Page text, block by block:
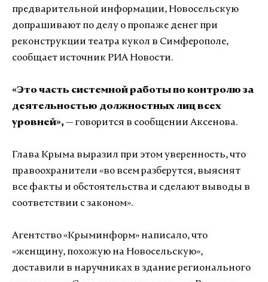
предварительной информации, Новосельскую
допрашивают по делу о пропаже денег при
реконструкции театра кукол в Симферополе,
сообщает источник РИА Новости.
«Это часть системной работы по контролю за
деятельностью должностных лиц всех
уровней», — говорится в сообщении Аксенова.
Глава Крыма выразил при этом уверенность, что
правоохранители «во всем разберутся, выяснят
все факты и обстоятельства и сделают выводы в
соответствии с законом».
Агентство «Крыминформ» написало, что
«женщину, похожую на Новосельскую»,
доставили в наручниках в здание регионального